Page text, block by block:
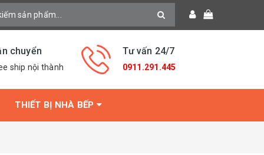
chuyển
ship nội thành
Tư vấn 24/7
0911.291.445
THIẾT BỊ NHÀ BẾP